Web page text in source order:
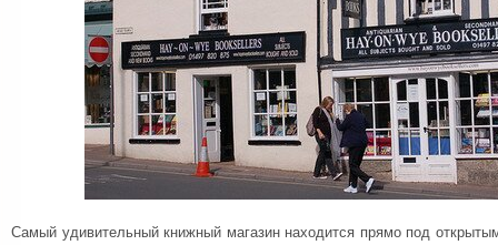
Самый удивительный книжный магазин находится прямо под